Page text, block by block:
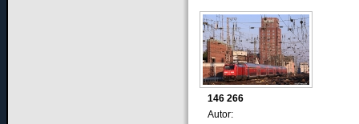
146 266
Autor: